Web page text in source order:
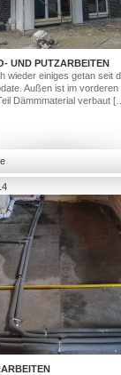
UND PUTZARBEITEN
wieder einiges getan seit
Außen ist im vorderen
Dämmmaterial verbaut